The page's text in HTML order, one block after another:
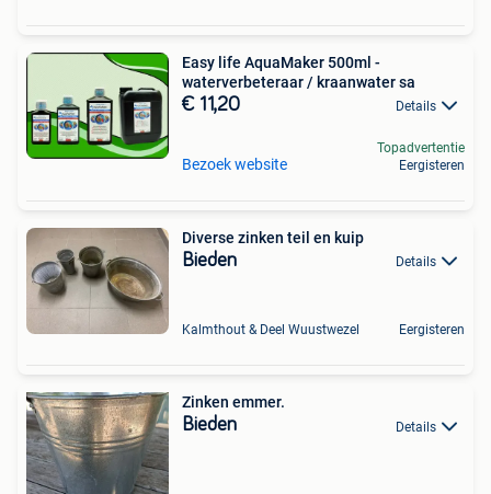
Easy life AquaMaker 500ml -
waterverbeteraar / kraanwater sa
€ 11,20 Details
Bezoek website
Topadvertentie
Eergisteren
Diverse zinken teil en kuip
Bieden Details
Kalmthout & Deel Wuustwezel Eergisteren
Zinken emmer.
Bieden Details